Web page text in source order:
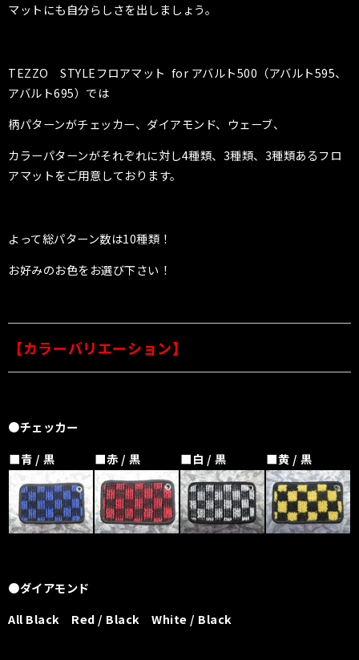
マットにも自分らしさを出しましょう。
TEZZO STYLEフロアマット for アバルト500（アバルト595、
アバルト695）では
柄パターンがチェッカー、ダイアモンド、ウェーブ、
カラーパターンがそれぞれに対し4種類、3種類、3種類あるフロ
アマットをご用意しております。
よって総パターン数は10種類！
お好みのお色をお選び下さい！
【カラーバリエーション】
●チェッカー
■青 / 黒
■赤 / 黒 ■白 / 黒 ■黄 / 黒
●ダイアモンド
All Black Red / Black White / Black